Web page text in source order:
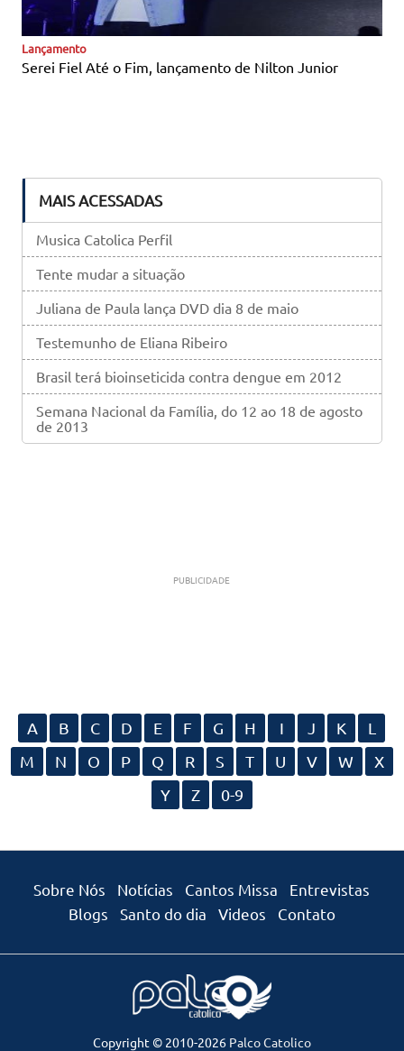
Notícias Católicas
Lançamento
Serei Fiel Até o Fim, lançamento de Nilton Junior
MAIS ACESSADAS
Musica Catolica Perfil
Tente mudar a situação
Juliana de Paula lança DVD dia 8 de maio
Testemunho de Eliana Ribeiro
Brasil terá bioinseticida contra dengue em 2012
Semana Nacional da Família, do 12 ao 18 de agosto
de 2013
PUBLICIDADE
A B C D E F G H I J K
L
M
N O P Q R S T U V W
X
Y
Z 0-9
Sobre Nós Notícias Cantos Missa
Entrevistas
Blogs
Santo do dia Videos Contato
Copyright © 2010-2026 Palco Catolico